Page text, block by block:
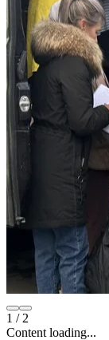
1 / 2
Content loading...